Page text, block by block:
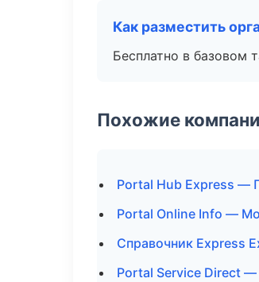
Как разместить
Бесплатно в базовом
Похожие
Portal Hub Express —
Portal Online Info —
Справочник Express
Portal Service Direct